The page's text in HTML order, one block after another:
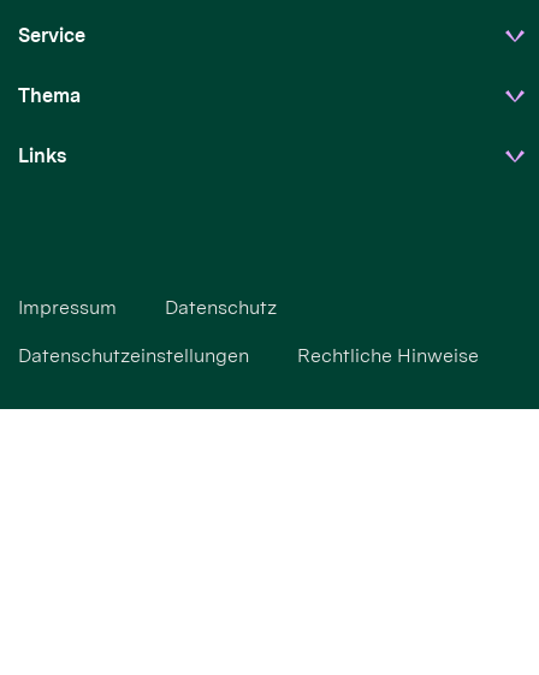
Service
Thema
Links
Impressum Datenschutz
Datenschutzeinstellungen Rechtliche Hinweise